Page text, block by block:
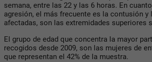
semana, entre las 22 y las 6 horas. En
agresión, el más frecuente es la contusión y
afectadas, son las extremidades superiores
El grupo de edad que concentra la mayor
recogidos desde 2009, son las mujeres de
que representan el 42% de la muestra.